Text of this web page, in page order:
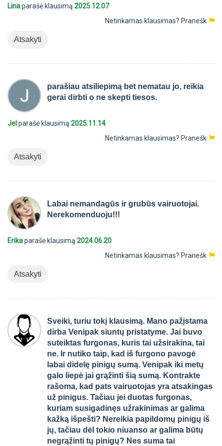
Linaparašė klausimą 2025.12.07
Netinkamas klausimas? Pranešk
Atsakyti
parašiau atsiliepimą bet nematau jo, reikia
gerai dirbti o ne skepti tiesos.
Jel parašė klausimą 2025.11.14
Netinkamas klausimas? Pranešk
Atsakyti
Labai nemandagūs ir grubūs vairuotojai.
Nerekomenduoju!!!
Erikaparašė klausimą 2024.06.20
Netinkamas klausimas? Pranešk
Atsakyti
Sveiki, turiu tokį klausimą. Mano pažįstama
dirba Venipak siuntų pristatyme. Jai buvo
suteiktas furgonas, kuris tai užsirakina, tai
ne. Ir nutiko taip, kad iš furgono pavogė
labai didelę pinigų sumą. Venipak iki metų
galo liepė jai grąžinti šią sumą. Kontrakte
rašoma, kad pats vairuotojas yra atsakingas
už pinigus. Tačiau jei duotas furgonas,
kuriam susigadinęs užrakinimas ar galima
kažką išpešti? Nereikia papildomų pinigų iš
jų, tačiau dėl tokio niuanso ar galima būtų
negrąžinti tų pinigų? Nes suma tai